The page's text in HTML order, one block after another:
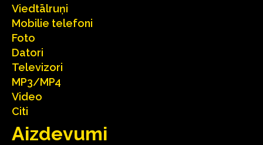
Viedtālruņi
Mobilie telefoni
Foto
Datori
Televizori
MP3/MP4
Video
Citi
Aizdevumi